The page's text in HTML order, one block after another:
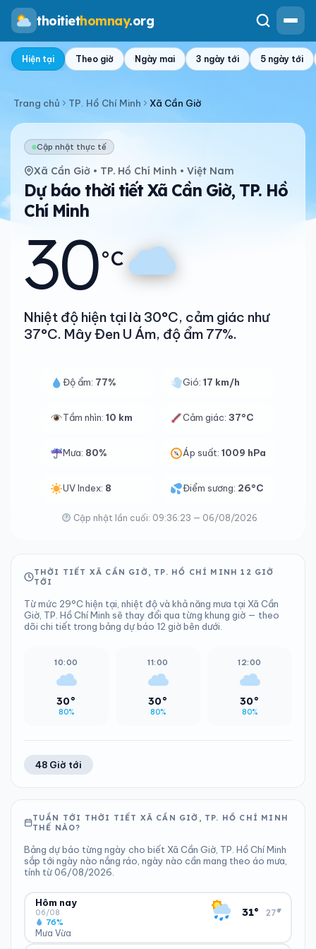
thoitiethomnay.org
Hiện tại Theo giờ Ngày mai 3 ngày tới 5 ngày tới
Trang chủ TP. Hồ Chí Minh Xã Cần Giờ
Cập nhật thực tế
Xã Cần Giờ • TP. Hồ Chí Minh • Việt Nam
Dự báo thời tiết Xã Cần Giờ, TP. Hồ
Chí Minh
30°C
Nhiệt độ hiện tại là 30°C, cảm giác như
37°C. Mây Đen U Ám, độ ẩm 77%.
Độ ẩm: 77% Gió:17 km/h
Tầm nhìn: 10 km Cảm giác:37°C
Mưa: 80% Áp suất:1009 hPa
UV Index: 8 Điểm sương: 26°C
Cập nhật lần cuối: 09:36:23 — 06/08/2026
THỜI TIẾT XÃ CẦN GIỜ, TP. HỒ CHÍ MINH 12 GIỜ
TỚI
Từ mức 29°C hiện tại, nhiệt độ và khả năng mưa tại Xã Cần
Giờ, TP. Hồ Chí Minh sẽ thay đổi qua từng khung giờ — theo
dõi chi tiết trong bảng dự báo 12 giờ bên dưới.
10:00
30°
80%
11:00
30°
80%
12:00
30°
80%
48 Giờ tới
TUẦN TỚI THỜI TIẾT XÃ CẦN GIỜ, TP. HỒ CHÍ MINH
THẾ NÀO?
Bảng dự báo từng ngày cho biết Xã Cần Giờ, TP. Hồ Chí Minh
sắp tới ngày nào nắng ráo, ngày nào cần mang theo áo mưa,
tính từ 06/08/2026.
Hôm nay
06/08
Mưa Vừa
76%
31° 27°
▾